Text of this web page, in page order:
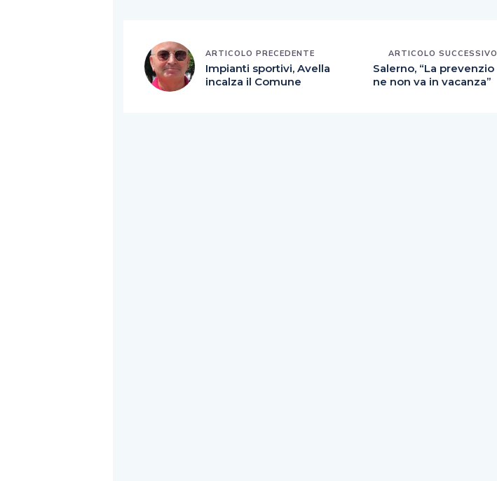
ARTICOLO PRECEDENTE
Impianti sportivi, Avella
incalza il Comune
ARTICOLO SUCCESSIVO
Salerno, “La prevenzio
ne non va in vacanza”